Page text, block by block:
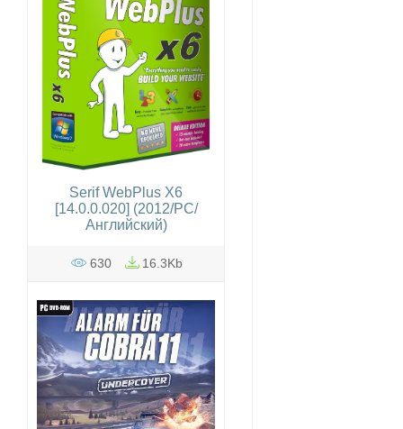
Serif WebPlus X6
[14.0.0.020] (2012/PC/
Английский)
630 16.3Kb